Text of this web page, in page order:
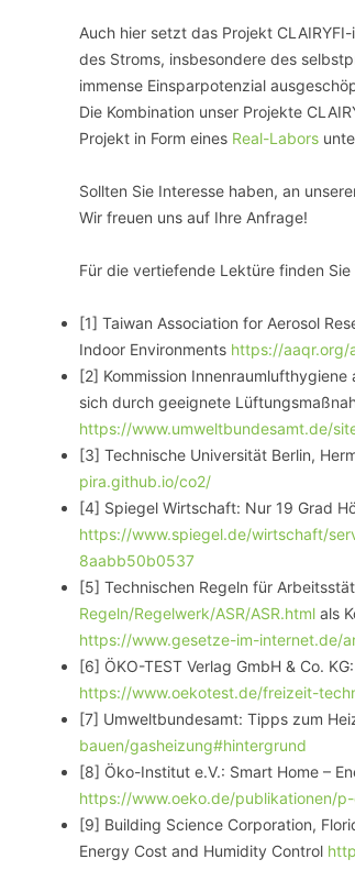
Auch hier setzt das Projekt
des Stroms, insbesondere des
immense Einsparpotenzial
Die Kombination unser Projekte
Projekt in Form eines Real-Labors
Sollten Sie Interesse haben, an
Wir freuen uns auf Ihre Anfrage!
Für die vertiefende Lektüre finden
[1] Taiwan Association for Aerosol
Indoor Environments https://
[2] Kommission
sich durch geeignete
https://www.umweltbundesamt.de/
[3] Technische Universität Berlin,
pira.github.io/co2/
[4] Spiegel Wirtschaft: Nur 19 Grad
https://www.spiegel.de/wirtschaft/
8aabb50b0537
[5] Technischen Regeln für
Regeln/Regelwerk/ASR/ASR.html als
https://www.gesetze-im-internet.de/
[6] ÖKO-TEST Verlag GmbH & Co.
https://www.oekotest.de/freizeit-
[7] Umweltbundesamt: Tipps zum
bauen/gasheizung#hintergrund
[8] Öko-Institut e.V.: Smart Home –
https://www.oeko.de/publikationen/
[9] Building Science Corporation,
Energy Cost and Humidity Control